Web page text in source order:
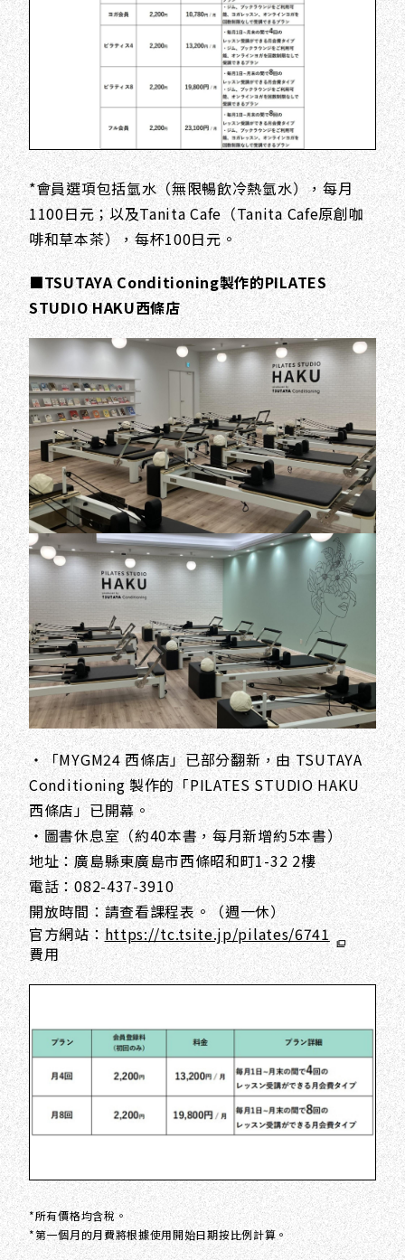
*會員選項包括氫水（無限暢飲冷熱氫水），每月
1100日元；以及Tanita Cafe（Tanita Cafe原創咖
啡和草本茶），每杯100日元。
■TSUTAYA Conditioning製作的PILATES
STUDIO HAKU西條店
・「MYGM24 西條店」已部分翻新，由 TSUTAYA
Conditioning 製作的「PILATES STUDIO HAKU
西條店」已開幕。
・圖書休息室（約40本書，每月新增約5本書）
地址：廣島縣東廣島市西條昭和町1-32 2樓
電話：082-437-3910
開放時間：請查看課程表。（週一休）
官方網站：https://tc.tsite.jp/pilates/6741
費用
*所有價格均含稅。
*第一個月的月費將根據使用開始日期按比例計算。